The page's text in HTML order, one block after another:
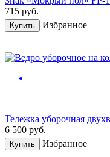
715 руб.
Купить Избранное
Тележка уборочная
6 500 руб.
Купить Избранное